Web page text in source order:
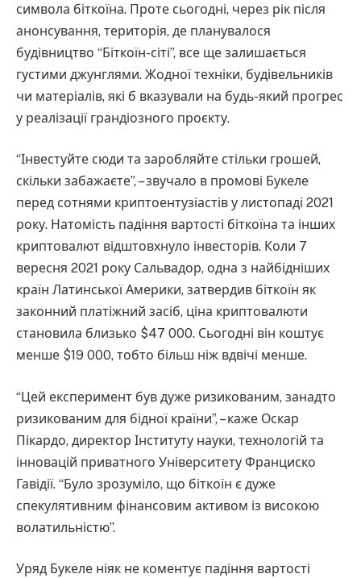
символа біткоїна. Проте сьогодні, через рік після
анонсування, територія, де планувалося
будівництво “Біткоїн-сіті”, все ще залишається
густими джунглями. Жодної техніки, будівельників
чи матеріалів, які б вказували на будь-який прогрес
у реалізації грандіозного проєкту.
“Інвестуйте сюди та заробляйте стільки грошей,
скільки забажаєте”, – звучало в промові Букеле
перед сотнями криптоентузіастів у листопаді 2021
року. Натомість падіння вартості біткоїна та інших
криптовалют відштовхнуло інвесторів. Коли 7
вересня 2021 року Сальвадор, одна з найбідніших
країн Латинської Америки, затвердив біткоїн як
законний платіжний засіб, ціна криптовалюти
становила близько $47 000. Сьогодні він коштує
менше $19 000, тобто більш ніж вдвічі менше.
“Цей експеримент був дуже ризикованим, занадто
ризикованим для бідної країни”, – каже Оскар
Пікардо, директор Інституту науки, технологій та
інновацій приватного Університету Франциско
Гавідії. “Було зрозуміло, що біткоїн є дуже
спекулятивним фінансовим активом із високою
волатильністю”.
Уряд Букеле ніяк не коментує падіння вартості